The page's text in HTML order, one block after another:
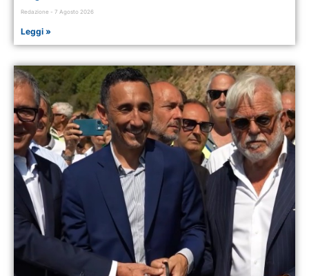
Redazione 7 Agosto 2026
Leggi »